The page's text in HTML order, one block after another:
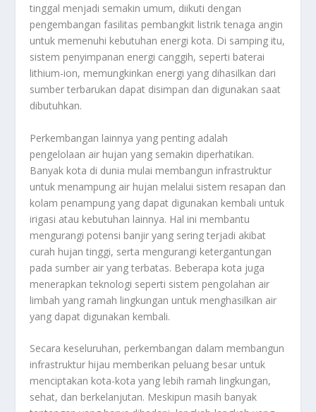
tinggal menjadi semakin umum, diikuti dengan
pengembangan fasilitas pembangkit listrik tenaga angin
untuk memenuhi kebutuhan energi kota. Di samping itu,
sistem penyimpanan energi canggih, seperti baterai
lithium-ion, memungkinkan energi yang dihasilkan dari
sumber terbarukan dapat disimpan dan digunakan saat
dibutuhkan.
Perkembangan lainnya yang penting adalah
pengelolaan air hujan yang semakin diperhatikan.
Banyak kota di dunia mulai membangun infrastruktur
untuk menampung air hujan melalui sistem resapan dan
kolam penampung yang dapat digunakan kembali untuk
irigasi atau kebutuhan lainnya. Hal ini membantu
mengurangi potensi banjir yang sering terjadi akibat
curah hujan tinggi, serta mengurangi ketergantungan
pada sumber air yang terbatas. Beberapa kota juga
menerapkan teknologi seperti sistem pengolahan air
limbah yang ramah lingkungan untuk menghasilkan air
yang dapat digunakan kembali.
Secara keseluruhan, perkembangan dalam membangun
infrastruktur hijau memberikan peluang besar untuk
menciptakan kota-kota yang lebih ramah lingkungan,
sehat, dan berkelanjutan. Meskipun masih banyak